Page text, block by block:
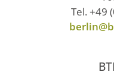
Tel. +49